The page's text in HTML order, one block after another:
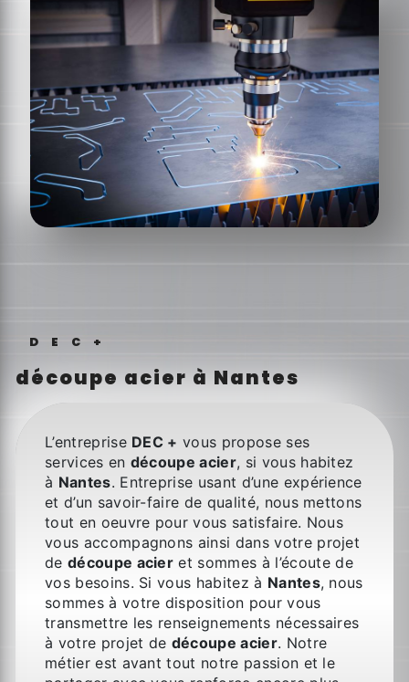
DEC+
découpe acier à Nantes
L’entreprise DEC + vous propose ses
services en découpe acier, si vous habitez
à Nantes. Entreprise usant d’une expérience
et d’un savoir-faire de qualité, nous mettons
tout en oeuvre pour vous satisfaire. Nous
vous accompagnons ainsi dans votre projet
de découpe acier et sommes à l’écoute de
vos besoins. Si vous habitez à Nantes, nous
sommes à votre disposition pour vous
transmettre les renseignements nécessaires
à votre projet de découpe acier. Notre
métier est avant tout notre passion et le